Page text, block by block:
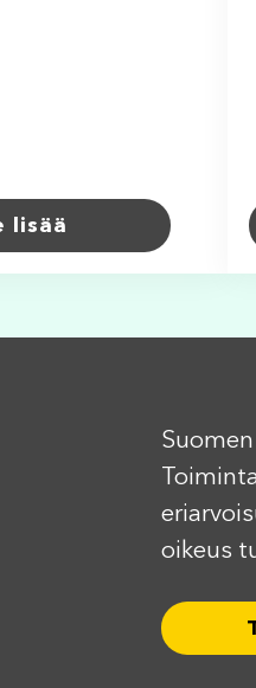
lisää
oikeus